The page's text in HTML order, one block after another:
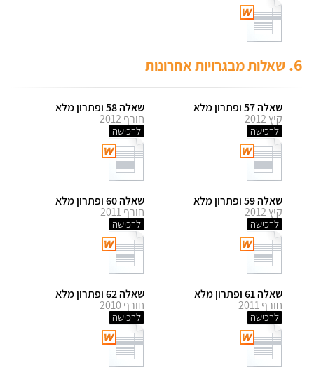
6. שאלות מבגרויות אחרונות
שאלה 57 ופתרון מלא
קיץ 2012
לרכישה
שאלה 58 ופתרון מלא
חורף 2012
לרכישה
שאלה 59 ופתרון מלא
קיץ 2012
לרכישה
שאלה 60 ופתרון מלא
חורף 2011
לרכישה
שאלה 61 ופתרון מלא
חורף 2011
לרכישה
שאלה 62 ופתרון מלא
חורף 2010
לרכישה